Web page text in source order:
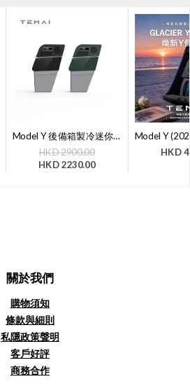
Model Y 後備箱製冷迷你雪櫃露營特麥小Y冰箱（二代）｜TEMAI 【7天購物保障】
HKD2900.00
HKD2230.00
HKD
關於我們
購物須知
條款與細則
私隱政策聲明
客戶好評
商務合作